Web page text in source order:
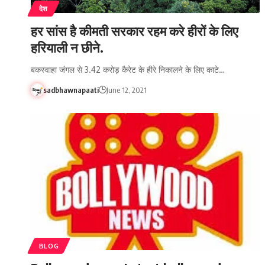
देश
हर सांस है कीमती सरकार रहम करे हीरों के लिए
हरियाली न छीने.
बकस्वाहा जंगल से 3.42 करोड़ कैरेट के हीरे निकालने के लिए काटे…
sadbhawnapaati June 12, 2021
BLOG